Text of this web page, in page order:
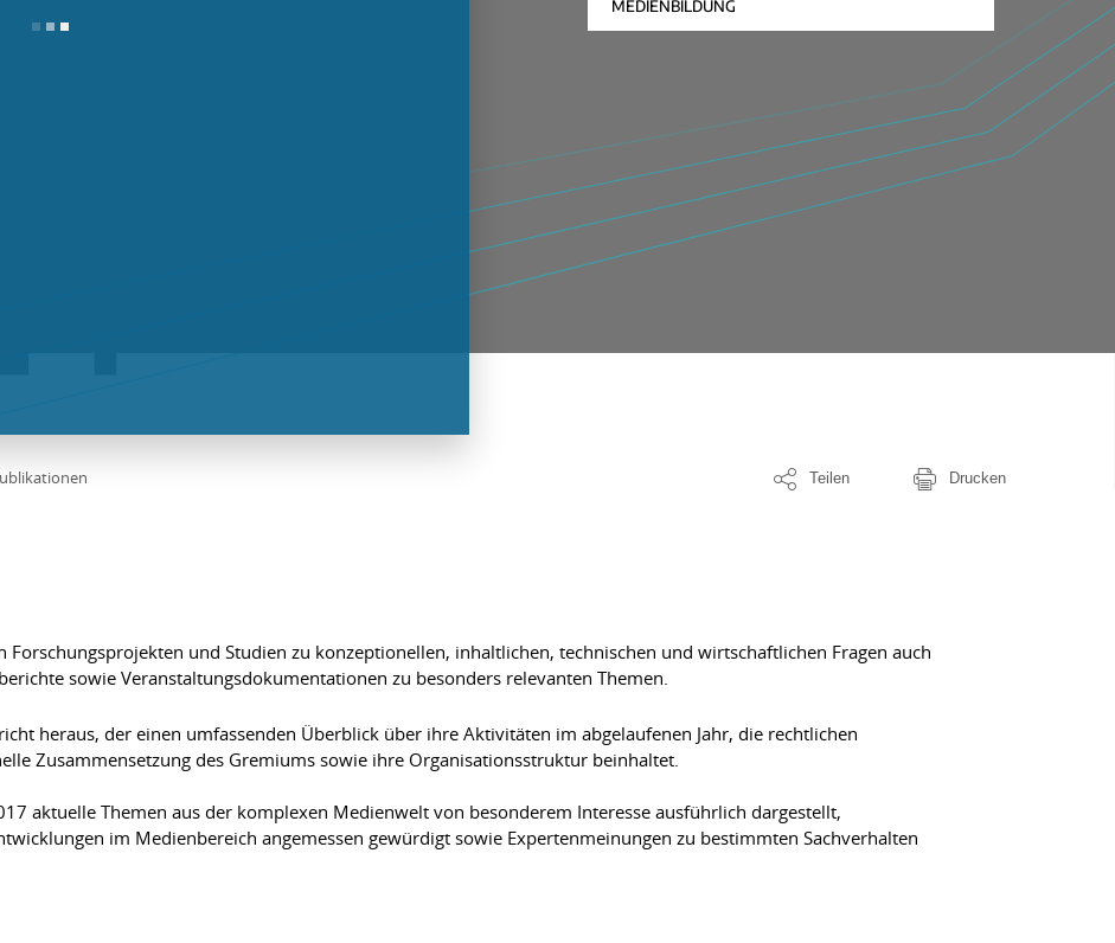
MEDIENBILDUNG
Teilen Drucken
Forschungsprojekten und Studien zu konzeptionellen, inhaltlichen, technischen und wirtschaftlichen Fragen auch
sowie Veranstaltungsdokumentationen zu besonders relevanten Themen.
heraus, der einen umfassenden Überblick über ihre Aktivitäten im abgelaufenen Jahr, die rechtlichen
Zusammensetzung des Gremiums sowie ihre Organisationsstruktur beinhaltet.
aktuelle Themen aus der komplexen Medienwelt von besonderem Interesse ausführlich dargestellt,
im Medienbereich angemessen gewürdigt sowie Expertenmeinungen zu bestimmten Sachverhalten